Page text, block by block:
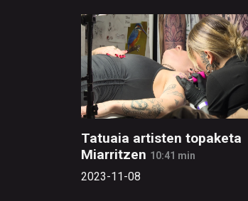
Tatuaia artisten topaketa
Miarritzen 10:41 min
2023-11-08